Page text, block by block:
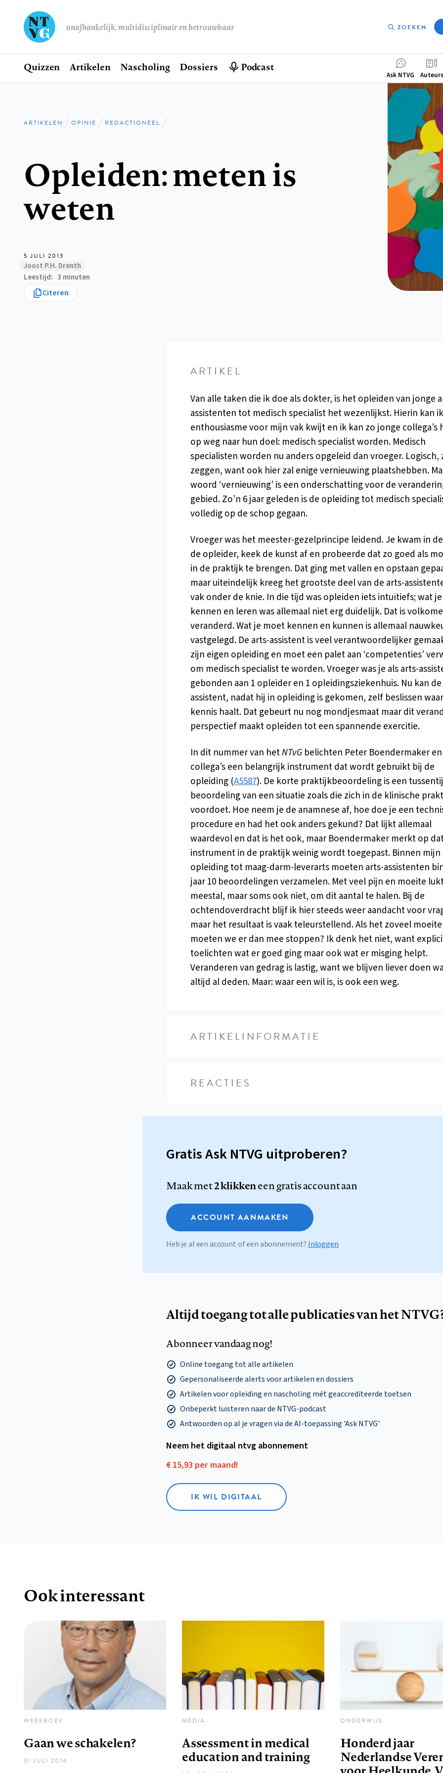
onafhankelijk, multidisciplinair en betrouwbaar ZOEKEN
Hoofdnavigatie
Home
Quizzen Artikelen Nascholing Dossiers Podcast
menu
Ask NTVG Auteurs
Kruimelpad
ARTIKELEN OPINIE REDACTIONEEL
Opleiden: meten is
weten
5 JULI 2013
Joost P.H. Drenth
Leestijd
3 minuten
Citeren
ARTIKEL
Van alle taken die ik doe als dokter, is het opleiden van jonge
assistenten tot medisch specialist het wezenlijkst. Hierin kan
enthousiasme voor mijn vak kwijt en ik kan zo jonge collega’s
op weg naar hun doel: medisch specialist worden. Medisch
specialisten worden nu anders opgeleid dan vroeger. Logisch,
zeggen, want ook hier zal enige vernieuwing plaatshebben.
woord ‘vernieuwing’ is een onderschatting voor de
gebied. Zo’n 6 jaar geleden is de opleiding tot medisch
volledig op de schop gegaan.
Vroeger was het meester-gezelprincipe leidend. Je kwam in
de opleider, keek de kunst af en probeerde dat zo goed als
in de praktijk te brengen. Dat ging met vallen en opstaan
maar uiteindelijk kreeg het grootste deel van de arts-
vak onder de knie. In die tijd was opleiden iets intuïtiefs; wat
kennen en leren was allemaal niet erg duidelijk. Dat is
veranderd. Wat je moet kennen en kunnen is allemaal
vastgelegd. De arts-assistent is veel verantwoordelijker
zijn eigen opleiding en moet een palet aan ‘competenties’
om medisch specialist te worden. Vroeger was je als arts-
gebonden aan 1 opleider en 1 opleidingsziekenhuis. Nu kan
assistent, nadat hij in opleiding is gekomen, zelf beslissen
kennis haalt. Dat gebeurt nu nog mondjesmaat maar dit
perspectief maakt opleiden tot een spannende exercitie.
In dit nummer van hetNTvG belichten Peter Boendermaker en
collega’s een belangrijk instrument dat wordt gebruikt bij de
opleiding (A5587). De korte praktijkbeoordeling is een
beoordeling van een situatie zoals die zich in de klinische
voordoet. Hoe neem je de anamnese af, hoe doe je een
procedure en had het ook anders gekund? Dat lijkt allemaal
waardevol en dat is het ook, maar Boendermaker merkt op
instrument in de praktijk weinig wordt toegepast. Binnen mijn
opleiding tot maag-darm-leverarts moeten arts-assistenten
jaar 10 beoordelingen verzamelen. Met veel pijn en moeite
meestal, maar soms ook niet, om dit aantal te halen. Bij de
ochtendoverdracht blijf ik hier steeds weer aandacht voor
maar het resultaat is vaak teleurstellend. Als het zoveel
moeten we er dan mee stoppen? Ik denk het niet, want
toelichten wat er goed ging maar ook wat er misging helpt.
Veranderen van gedrag is lastig, want we blijven liever doen
altijd al deden. Maar: waar een wil is, is ook een weg.
ARTIKELINFORMATIE
REACTIES
Gratis Ask NTVG uitproberen?
Maak met2 klikkeneen gratis account aan
ACCOUNT AANMAKEN
Heb je al een account of een abonnement? Inloggen
Altijd toegang tot alle publicaties van het
Abonneer vandaag nog!
Online toegang tot alle artikelen
Gepersonaliseerde alerts voor artikelen en dossiers
Artikelen voor opleiding en nascholing mét geaccrediteerde toetsen
Onbeperkt luisteren naar de NTVG-podcast
Antwoorden op al je vragen via de AI-toepassing 'Ask NTVG'
Neem het digitaal ntvg abonnement
€ 15,93 per maand!
IK WIL DIGITAAL
Ook interessant
WEEKBOEK
Gaan we schakelen?
31 JULI 2014
MEDIA
Assessment in medical
education and training
ONDERWIJS
Honderd jaar
Nederlandse